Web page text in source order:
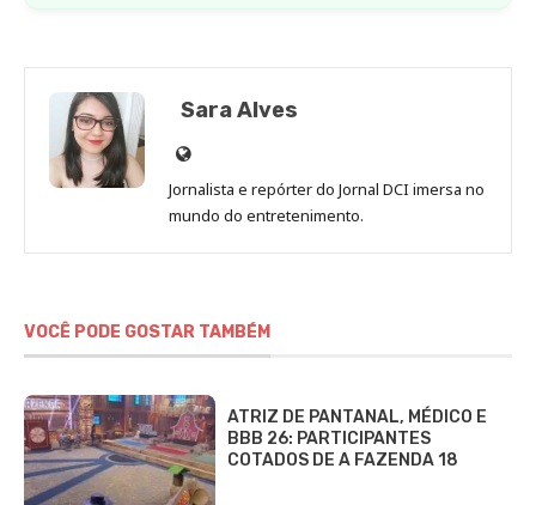
Sara Alves
Site
de
Sara
Jornalista e repórter do Jornal DCI imersa no
mundo do entretenimento.
VOCÊ PODE GOSTAR TAMBÉM
ATRIZ DE PANTANAL, MÉDICO E
BBB 26: PARTICIPANTES
COTADOS DE A FAZENDA 18